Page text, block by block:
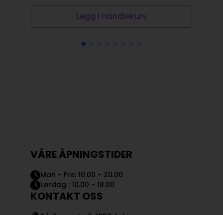
Legg I Handlekurv
VÅRE ÅPNINGSTIDER
Man - Fre: 10.00 - 20.00
Lørdag : 10.00 - 18.00
KONTAKT OSS